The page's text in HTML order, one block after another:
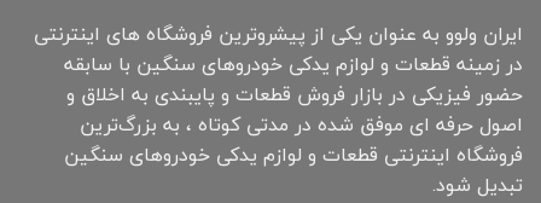
ایران ولوو به عنوان یکی از پیشروترین فروشگاه های اینترنتی
در زمینه قطعات و لوازم یدکی خودروهای سنگین با سابقه
حضور فیزیکی در بازار فروش قطعات و پایبندی به اخلاق و
اصول حرفه ای موفق شده در مدتی کوتاه ، به بزرگ‌ترین
فروشگاه اینترنتی قطعات و لوازم یدکی خودروهای سنگین
تبدیل شود.